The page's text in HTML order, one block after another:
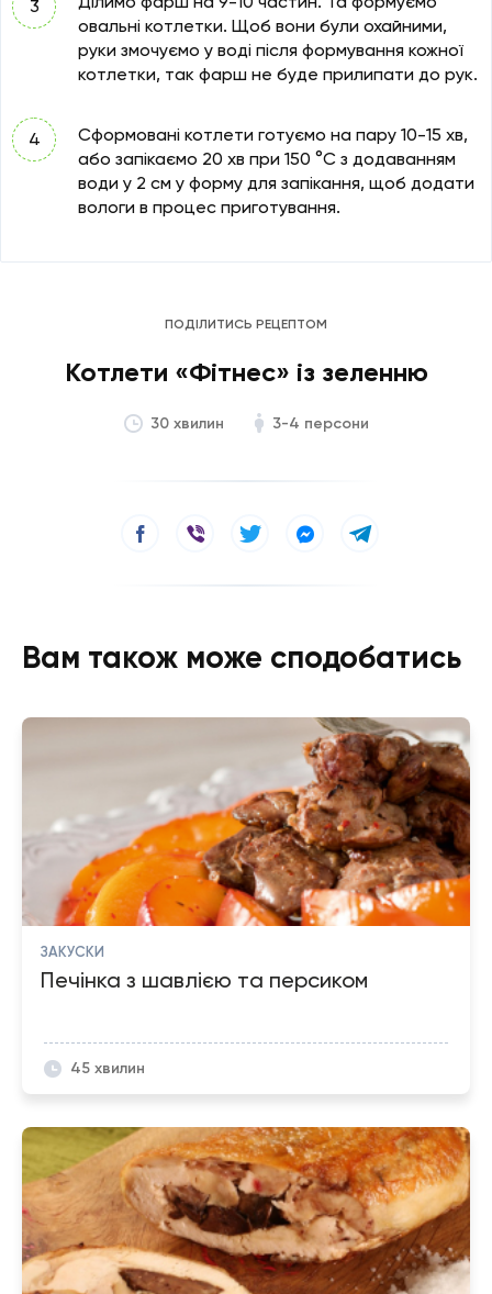
овальні котлетки. Щоб вони були охайними,
руки змочуємо у воді після формування кожної
котлетки, так фарш не буде прилипати до рук.
Сформовані котлети готуємо на пару 10-15 хв,
або запікаємо 20 хв при 150 °C з додаванням
води у 2 см у форму для запікання, щоб додати
вологи в процес приготування.
ПОДІЛИТИСЬ РЕЦЕПТОМ
Котлети «Фітнес» із зеленню
30 хвилин 3-4 персони
Вам також може сподобатись
ЗАКУСКИ
Печінка з шавлією та персиком
45 хвилин